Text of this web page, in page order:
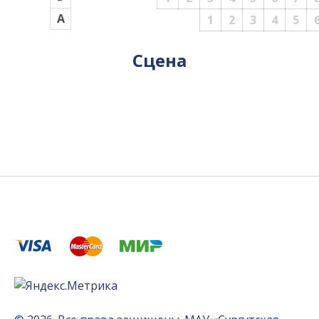
1
2 3 4 5
А
Сцена